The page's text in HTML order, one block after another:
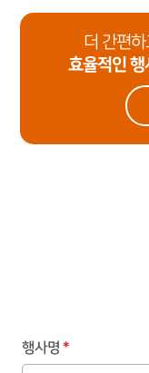
더 간편
효율적인
행사명*